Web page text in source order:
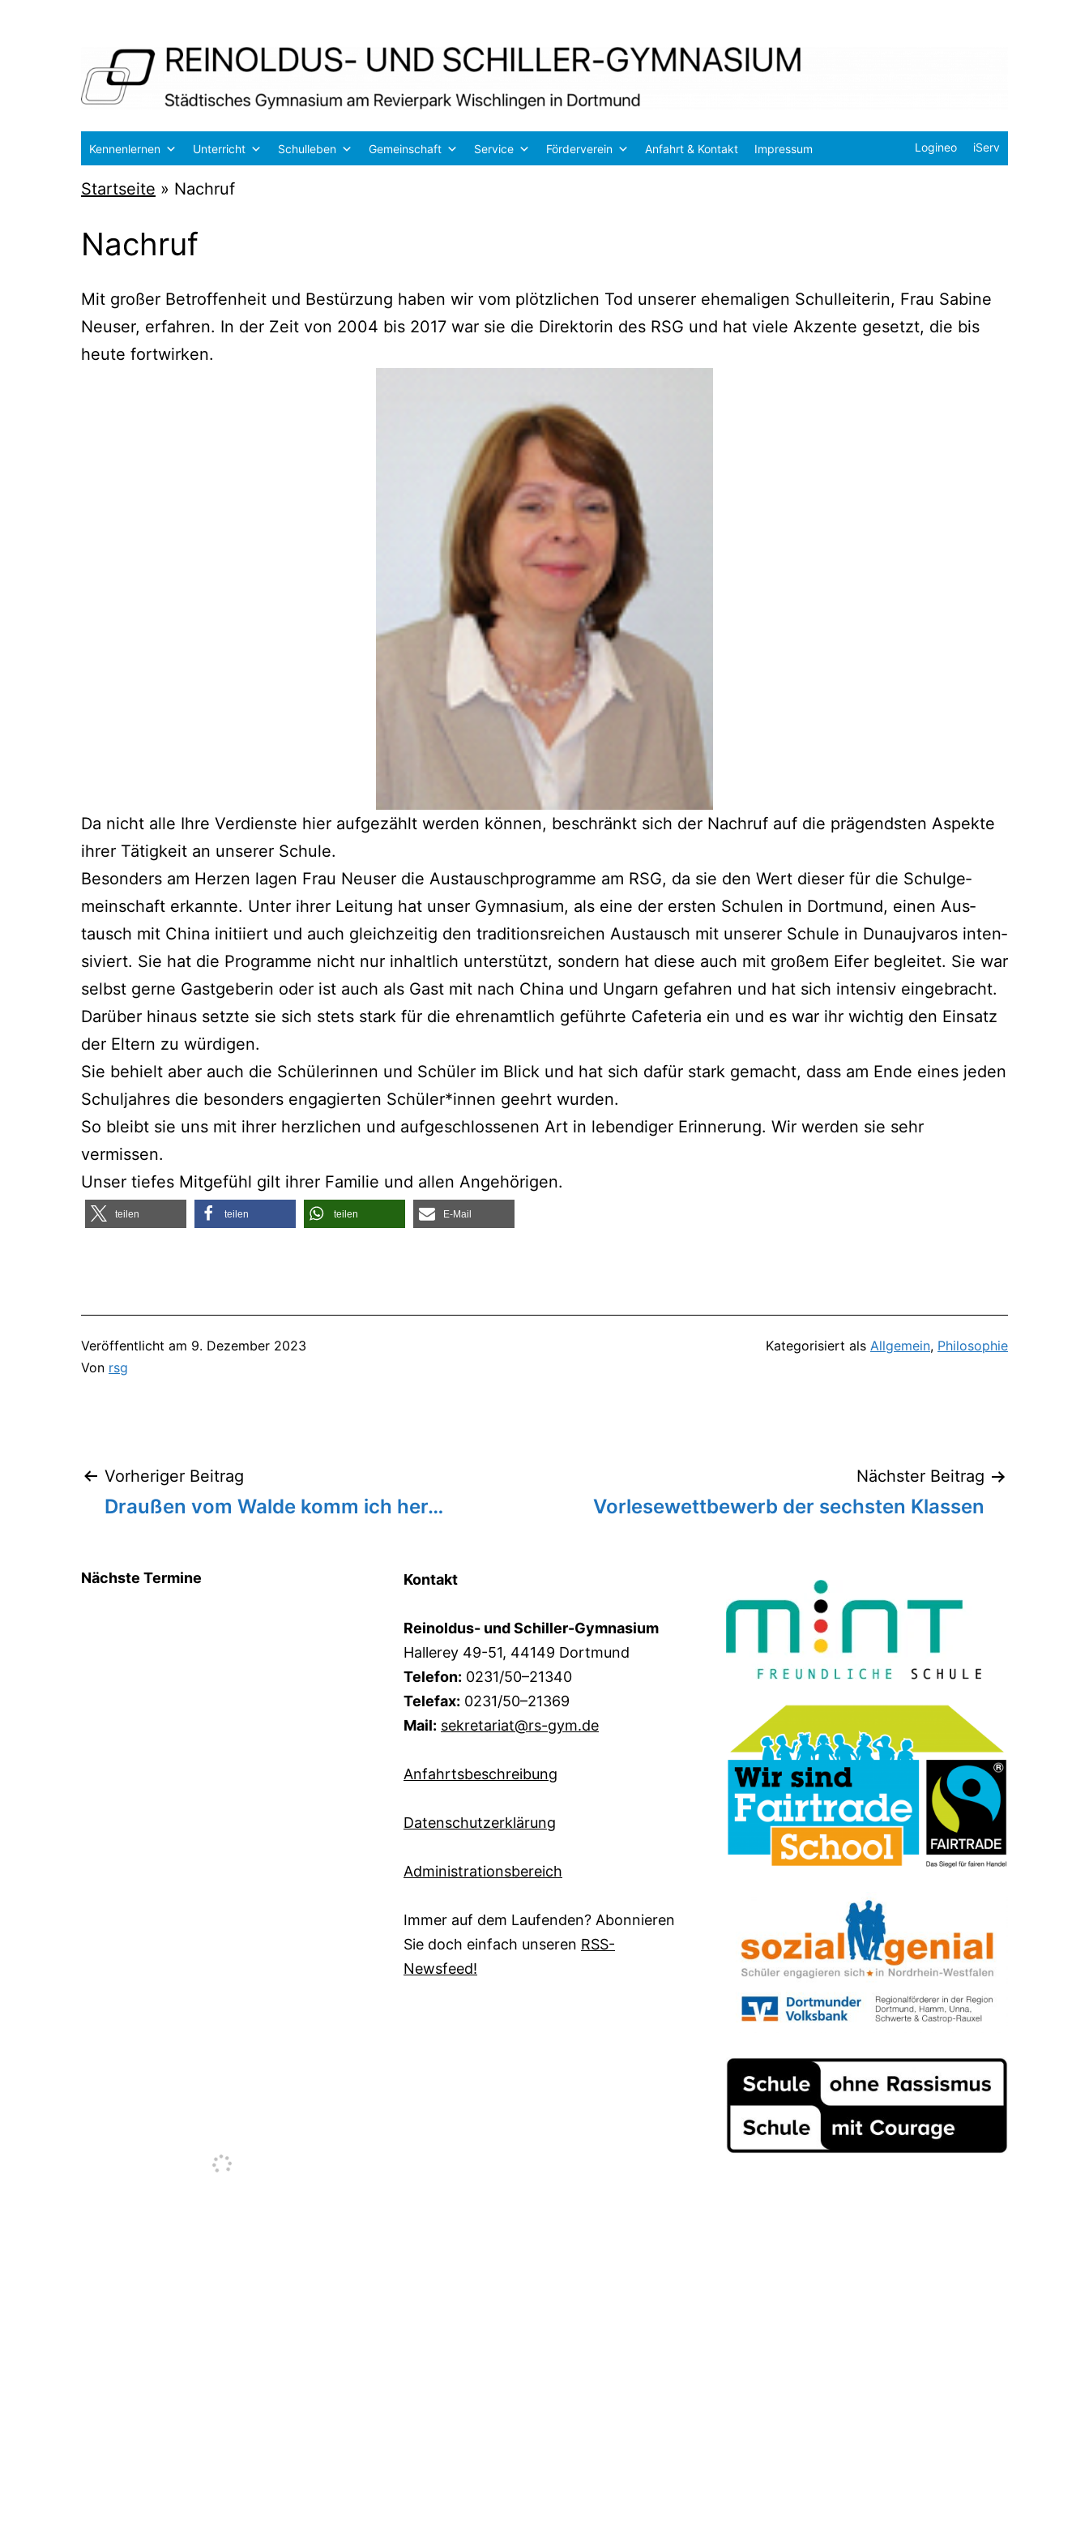
Reinoldus-
und
Schiller-
Dortmund
Kennenlernen Unterricht Schulleben Gemeinschaft Service Förderverein Anfahrt & Kontakt Impressum iServ
Logineo
Startseite » Nachruf
Nachruf
Mit gro­ßer Betrof­fen­heit und Bestür­zung haben wir vom plötz­li­chen Tod unse­rer ehe­ma­li­gen Schul­lei­te­rin, Frau Sabi­ne
Neu­ser, erfah­ren. In der Zeit von 2004 bis 2017 war sie die Direk­to­rin des RSG und hat vie­le Akzen­te gesetzt, die bis
heu­te fortwirken.
Da nicht alle Ihre Ver­diens­te hier auf­ge­zählt wer­den kön­nen, beschränkt sich der Nach­ruf auf die prä­gends­ten Aspek­te
ihrer Tätig­keit an unse­rer Schule.
Beson­ders am Her­zen lagen Frau Neu­ser die Aus­tausch­pro­gram­me am RSG, da sie den Wert die­ser für die Schul­ge­
mein­schaft erkann­te. Unter ihrer Lei­tung hat unser Gym­na­si­um, als eine der ers­ten Schu­len in Dort­mund, einen Aus­
tausch mit Chi­na initi­iert und auch gleich­zei­tig den tra­di­ti­ons­rei­chen Aus­tausch mit unse­rer Schu­le in Dunauj­va­ros inten­
si­viert. Sie hat die Pro­gram­me nicht nur inhalt­lich unter­stützt, son­dern hat die­se auch mit gro­ßem Eifer beglei­tet. Sie war
selbst ger­ne Gast­ge­be­rin oder ist auch als Gast mit nach Chi­na und Ungarn gefah­ren und hat sich inten­siv eingebracht.
Dar­über hin­aus setz­te sie sich stets stark für die ehren­amt­lich geführ­te Cafe­te­ria ein und es war ihr wich­tig den Ein­satz
der Eltern zu würdigen.
Sie behielt aber auch die Schü­le­rin­nen und Schü­ler im Blick und hat sich dafür stark gemacht, dass am Ende eines jeden
Schul­jah­res die beson­ders enga­gier­ten Schüler*innen geehrt wurden.
So bleibt sie uns mit ihrer herz­li­chen und auf­ge­schlos­se­nen Art in leben­di­ger Erin­ne­rung. Wir wer­den sie sehr
vermissen.
Unser tie­fes Mit­ge­fühl gilt ihrer Fami­lie und allen Angehörigen.
tei­len tei­len tei­len E‑Mail
Veröffentlicht am 9. Dezember 2023
Von rsg
Kategorisiert als Allgemein, Philosophie
Beitragsnavigation
Vorheriger Beitrag
Draußen vom Walde komm ich her…
Nächster Beitrag
Vorlesewettbewerb der sechsten Klassen
Nächste Termine Kontakt
Reinoldus- und Schiller-Gymnasium
Hallerey 49-51, 44149 Dortmund
Telefon: 0231/50–21340
Telefax: 0231/50–21369
Mail: sekretariat@rs-gym.de
Anfahrtsbeschreibung
Datenschutzerklärung
Administrationsbereich
Immer auf dem Laufenden? Abonnieren
Sie doch einfach unseren RSS-
Newsfeed!